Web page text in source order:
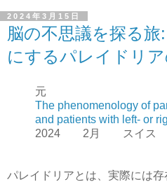
2024年3月15日
脳の不思議を探る
にするパレイドリ
元
The phenomenology of
and patients with left- or
2024 2月 スイス
パレイドリアとは、実際には